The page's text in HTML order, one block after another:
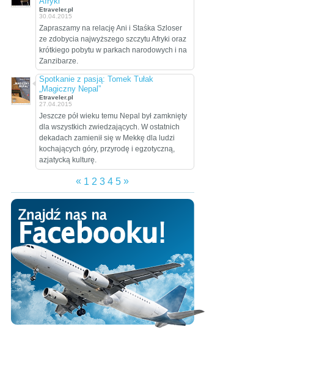
zamierzają przejechać
wzdłuż i wszerz w
trakcie dwumiesięcznej
Etraveler.pl
30.04.2015
Zapraszamy na relację Ani i Staśka Szloser
ze zdobycia najwyższego szczytu Afryki oraz
krótkiego pobytu w parkach narodowych i na
Zanzibarze.
Spotkanie z pasją: Tomek Tułak
„Magiczny Nepal”
Etraveler.pl
27.04.2015
Jeszcze pół wieku temu Nepal był zamknięty
dla wszystkich zwiedzających. W ostatnich
dekadach zamienił się w Mekkę dla ludzi
kochających góry, przyrodę i egzotyczną,
azjatycką kulturę.
« 1 2 3 4 5 »